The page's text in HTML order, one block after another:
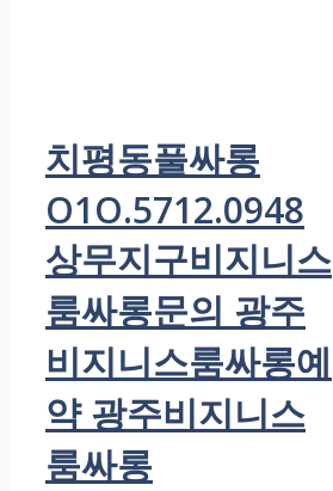
치평동풀싸롱
O1O.5712.0948
상무지구비지니스
룸싸롱문의 광주
비지니스룸싸롱예
약 광주비지니스
룸싸롱